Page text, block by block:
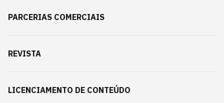
PARCERIAS COMERCIAIS
REVISTA
LICENCIAMENTO DE CONTEÚDO